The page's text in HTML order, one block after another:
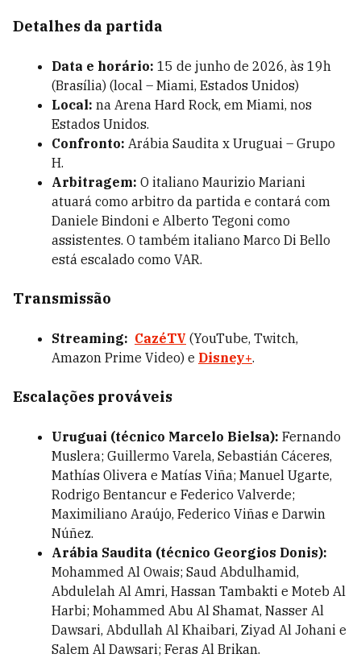
Detalhes da partida
Data e horário: 15 de junho de 2026, às 19h
(Brasília) (local – Miami, Estados Unidos)
Local: na Arena Hard Rock, em Miami, nos
Estados Unidos.
Confronto: Arábia Saudita x Uruguai – Grupo
H.
Arbitragem: O italiano Maurizio Mariani
atuará como arbitro da partida e contará com
Daniele Bindoni e Alberto Tegoni como
assistentes. O também italiano Marco Di Bello
está escalado como VAR.
Transmissão
Streaming: CazéTV (YouTube, Twitch,
Amazon Prime Video) e Disney+.
Escalações prováveis
Uruguai (técnico Marcelo Bielsa): Fernando
Muslera; Guillermo Varela, Sebastián Cáceres,
Mathías Olivera e Matías Viña; Manuel Ugarte,
Rodrigo Bentancur e Federico Valverde;
Maximiliano Araújo, Federico Viñas e Darwin
Núñez.
Arábia Saudita (técnico Georgios Donis):
Mohammed Al Owais; Saud Abdulhamid,
Abdulelah Al Amri, Hassan Tambakti e Moteb Al
Harbi; Mohammed Abu Al Shamat, Nasser Al
Dawsari, Abdullah Al Khaibari, Ziyad Al Johani e
Salem Al Dawsari; Feras Al Brikan.